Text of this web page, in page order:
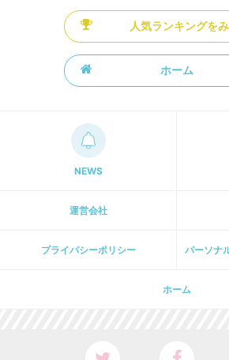
人気ランキングを
ホーム
NEWS
運営会社
プライパシーポリシー パーソナ
ホーム